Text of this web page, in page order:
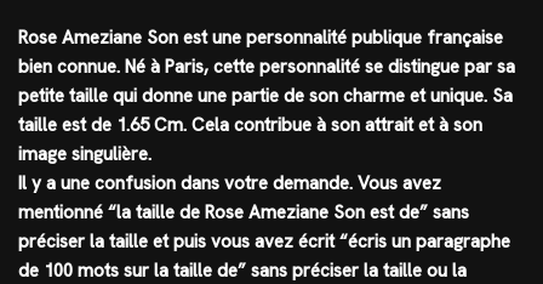
Rose Ameziane Son est une personnalité publique française
bien connue. Né à Paris, cette personnalité se distingue par sa
petite taille qui donne une partie de son charme et unique. Sa
taille est de 1.65 Cm. Cela contribue à son attrait et à son
image singulière.
Il y a une confusion dans votre demande. Vous avez
mentionné “la taille de Rose Ameziane Son est de” sans
préciser la taille et puis vous avez écrit “écris un paragraphe
de 100 mots sur la taille de” sans préciser la taille ou la